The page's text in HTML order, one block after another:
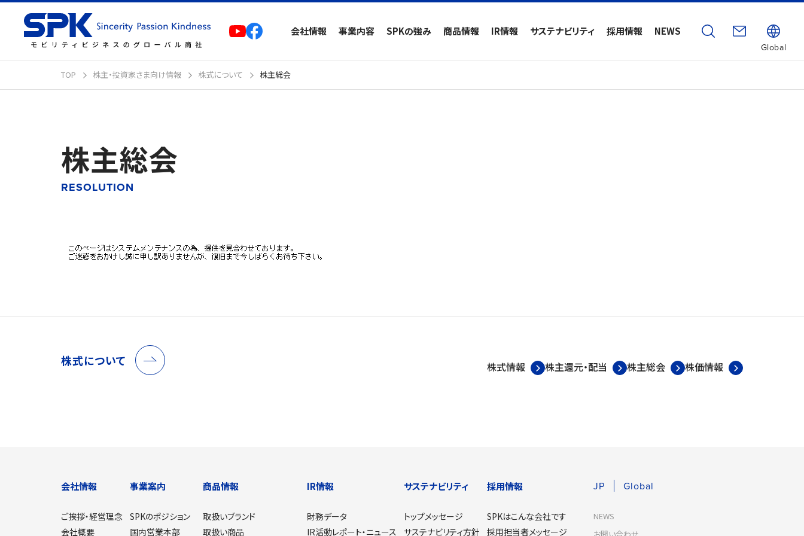
会社情報 事業内容 SPKの強み 商品情報 IR情報 サステナビリティ 採用情報 NEWS
Global
TOP 株主・投資家さま向け情報 株式について 株主総会
株主総会
RESOLUTION
株式について 株式情報 株主還元・配当 株主総会 株価情報
会社情報
ご挨拶・経営理念
会社概要
事業案内
SPKのポジション
国内営業本部
商品情報
取扱いブランド
取扱い商品
IR情報
財務データ
IR活動レポート・ニュース
サステナビリティ
トップメッセージ
サステナビリティ方針
採用情報
SPKはこんな会社です
採用担当者メッセージ
JP Global
NEWS